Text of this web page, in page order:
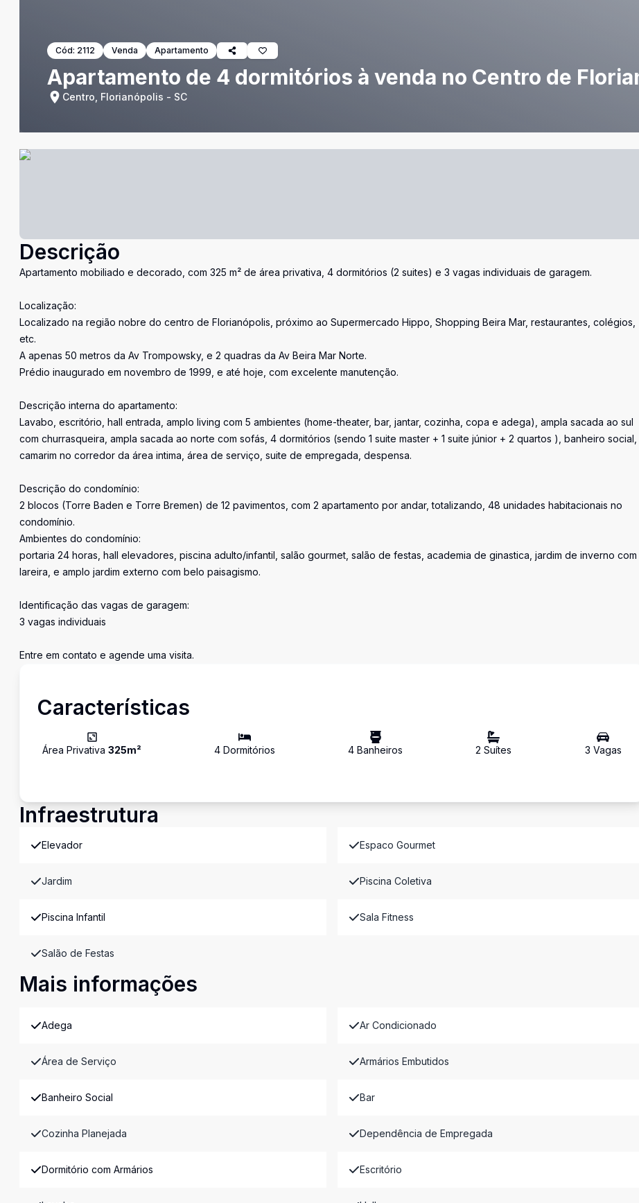
Cód: 2112 Venda Apartamento
Apartamento de 4 dormitórios à venda no Centro de
Centro, Florianópolis - SC
Descrição
Apartamento mobiliado e decorado, com 325 m² de área privativa, 4 dormitórios (2 suites) e 3 vagas individuais de garagem.
Localização:
Localizado na região nobre do centro de Florianópolis, próximo ao Supermercado Hippo, Shopping Beira Mar, restaurantes, colégios,
etc.
A apenas 50 metros da Av Trompowsky, e 2 quadras da Av Beira Mar Norte.
Prédio inaugurado em novembro de 1999, e até hoje, com excelente manutenção.
Descrição interna do apartamento:
Lavabo, escritório, hall entrada, amplo living com 5 ambientes (home-theater, bar, jantar, cozinha, copa e adega), ampla sacada ao sul
com churrasqueira, ampla sacada ao norte com sofás, 4 dormitórios (sendo 1 suite master + 1 suite júnior + 2 quartos ), banheiro social,
camarim no corredor da área intima, área de serviço, suite de empregada, despensa.
Descrição do condomínio:
2 blocos (Torre Baden e Torre Bremen) de 12 pavimentos, com 2 apartamento por andar, totalizando, 48 unidades habitacionais no
condomínio.
Ambientes do condomínio:
portaria 24 horas, hall elevadores, piscina adulto/infantil, salão gourmet, salão de festas, academia de ginastica, jardim de inverno com
lareira, e amplo jardim externo com belo paisagismo.
Identificação das vagas de garagem:
3 vagas individuais
Entre em contato e agende uma visita.
Características
Área Privativa 325m² 4 Dormitórios 4 Banheiros 2 Suítes 3 Vagas
Infraestrutura
Elevador Espaco Gourmet
Jardim Piscina Coletiva
Piscina Infantil Sala Fitness
Salão de Festas
Mais informações
Adega Ar Condicionado
Área de Serviço Armários Embutidos
Banheiro Social Bar
Cozinha Planejada Dependência de Empregada
Dormitório com Armários Escritório